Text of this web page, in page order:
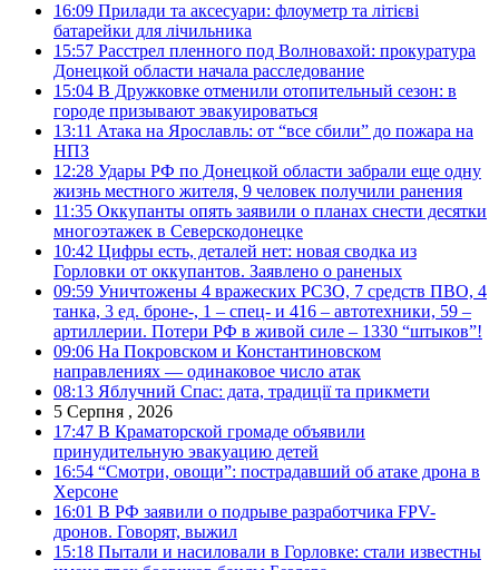
16:09 Прилади та аксесуари: флоуметр та літієві
батарейки для лічильника
15:57 Расстрел пленного под Волновахой: прокуратура
Донецкой области начала расследование
15:04 В Дружковке отменили отопительный сезон: в
городе призывают эвакуироваться
13:11 Атака на Ярославль: от “все сбили” до пожара на
НПЗ
12:28 Удары РФ по Донецкой области забрали еще одну
жизнь местного жителя, 9 человек получили ранения
11:35 Оккупанты опять заявили о планах снести десятки
многоэтажек в Северскодонецке
10:42 Цифры есть, деталей нет: новая сводка из
Горловки от оккупантов. Заявлено о раненых
09:59 Уничтожены 4 вражеских РСЗО, 7 средств ПВО, 4
танка, 3 ед. броне-, 1 – спец- и 416 – автотехники, 59 –
артиллерии. Потери РФ в живой силе – 1330 “штыков”!
09:06 На Покровском и Константиновском
направлениях — одинаковое число атак
08:13 Яблучний Спас: дата, традиції та прикмети
5 Серпня , 2026
17:47 В Краматорской громаде объявили
принудительную эвакуацию детей
16:54 “Смотри, овощи”: пострадавший об атаке дрона в
Херсоне
16:01 В РФ заявили о подрыве разработчика FPV-
дронов. Говорят, выжил
15:18 Пытали и насиловали в Горловке: стали известны